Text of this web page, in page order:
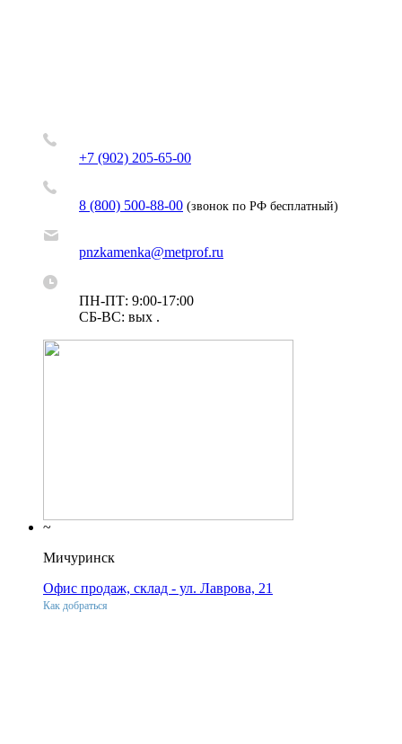
+7 (902) 205-65-00
8 (800) 500-88-00 (звонок по РФ бесплатный)
pnzkamenka@metprof.ru
ПН-ПТ: 9:00-17:00
СБ-ВС: вых .
~
Мичуринск
Офис продаж, склад - ул. Лаврова, 21
Как добраться